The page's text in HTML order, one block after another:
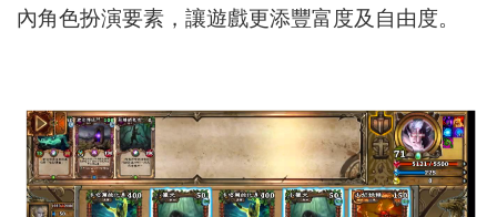
內角色扮演要素，讓遊戲更添豐富度及自由度。